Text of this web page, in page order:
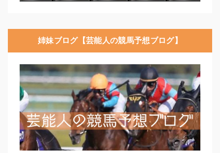
姉妹ブログ【芸能人の競馬予想ブログ】